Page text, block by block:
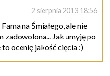
2 sierpnia 2013 18:56
na Śmiałego, ale nie
zadowolona... Jak umyję po
to ocenię jakość cięcia :)